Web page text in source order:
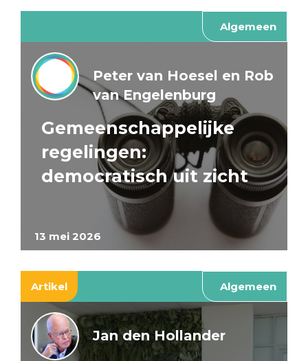
Algemeen
13 mei 2026
Peter van Hoesel en Rob
van Engelenburg
Gemeenschappelijke
regelingen:
democratisch uit zicht
Artikel Algemeen
Jan den Hollander